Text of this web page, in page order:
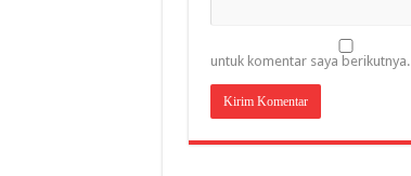
untuk komentar saya berikutnya.